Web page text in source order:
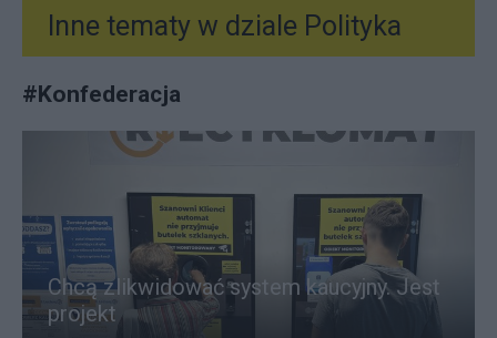
Inne tematy w dziale Polityka
#Konfederacja
Chcą zlikwidować system kaucyjny. Jest
projekt